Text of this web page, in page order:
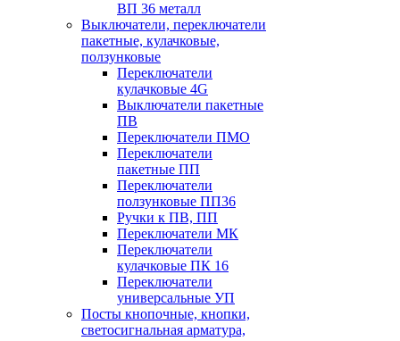
ВП 36 металл
Выключатели, переключатели
пакетные, кулачковые,
ползунковые
Переключатели
кулачковые 4G
Выключатели пакетные
ПВ
Переключатели ПМО
Переключатели
пакетные ПП
Переключатели
ползунковые ПП36
Ручки к ПВ, ПП
Переключатели МК
Переключатели
кулачковые ПК 16
Переключатели
универсальные УП
Посты кнопочные, кнопки,
светосигнальная арматура,